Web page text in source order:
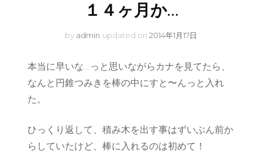
１４ヶ月か…
by admin updated on 2014年1月17日
本当に早いな…っと思いながらカナを見てたら、
なんと円錐つみきを棒の中にすと〜んっと入れ
た。
ひっくり返して、積み木を出す事はずいぶん前か
らしていたけど、棒に入れるのは初めて！